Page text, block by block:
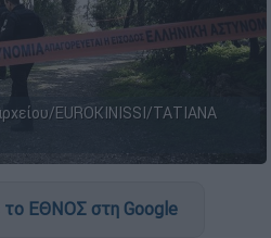
EUROKINISSI/ΤΑΤΙΑΝΑ
το ΕΘΝΟΣ στη Google